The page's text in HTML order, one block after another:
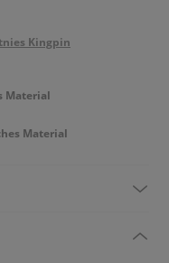
Kingpin
Material
Material